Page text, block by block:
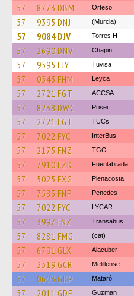
57 8773 DBM Orteso
57 9395 DNJ (Murcia)
57 9084 DJV Torres H
57 2690 DNV Chapin
57 9595 FJY Tuvisa
57 0543 FHM Leyca
57 2721 FGT ACCSA
57 8238 DWC Prisei
57 2721 FGT TUCs
57 7022 FYC InterBus
57 2175 FNZ TGO
57 7910 FZK Fuenlabrada
57 5025 FXG Plenacosta
57 7583 FNF Penedes
57 7022 FYC LYCAR
57 3997 FNZ Transabus
57 8281 FMG (cat)
57 6791 GLX Alacuber
57 3319 GCR Melillense
57 0603 GKP Mataró
57 2011 GDF Guzman